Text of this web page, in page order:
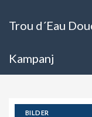
Trou d´Eau
Kampanj
BILDER